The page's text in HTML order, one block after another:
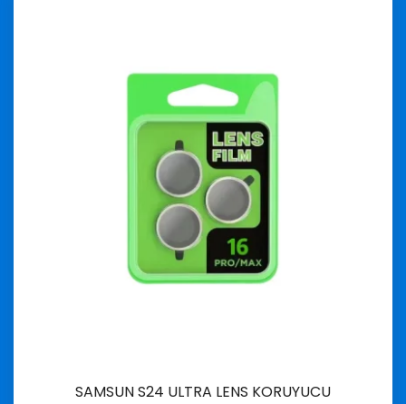
SAMSUN S24 ULTRA LENS KORUYUCU